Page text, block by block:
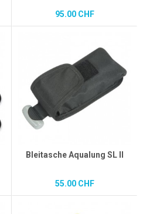
95.00 CHF
Bleitasche Aqualung SL II
55.00 CHF